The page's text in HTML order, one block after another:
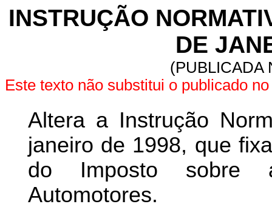
INSTRUÇÃO
DE
(PUBLICADA
Este texto não substitui o publicado
Altera a Instrução
janeiro de 1998, que
do Imposto sobre
Automotores.